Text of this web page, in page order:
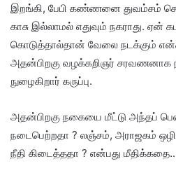
இறங்கி, பேபி கண்ணனை துவம்சம்
காசு இல்லாமல் எதுவும் நகராது. ஏன்
கொடுத்தால்தான் வேலை நடக்கும்
அதன்பிறகு வழக்கறிஞர் சரவணனாக
நுழைகிறார் கருப்பு.
அதன்பிறகு நகையை மீட்டு அந்தப்
நடைபெற்றதா ? லஞ்சம், அராஜகம்
நீதி கிடைத்ததா ? என்பது மீதிக்கதை..